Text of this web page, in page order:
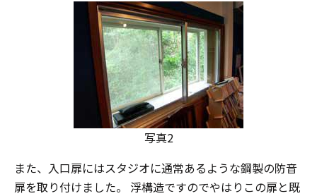
写真2
また、入口扉にはスタジオに通常あるような鋼製の防音
扉を取り付けました。 浮構造ですのでやはりこの扉と既